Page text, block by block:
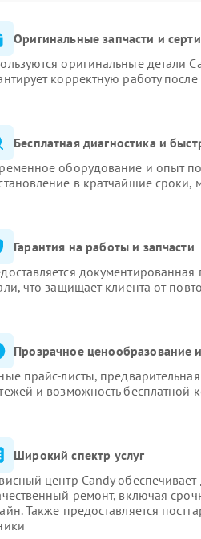
Оригинальные запчасти и
оригинальные детали
корректную работу
Бесплатная диагностика и
оборудование и опыт
в кратчайшие сроки,
Гарантия на работы и запчасти
что защищает клиента от
Прозрачное ценообразование
прайс-листы,
и возможность бесплатной
Широкий спектр услуг
центр Candy
ремонт, включая
Также предоставляется